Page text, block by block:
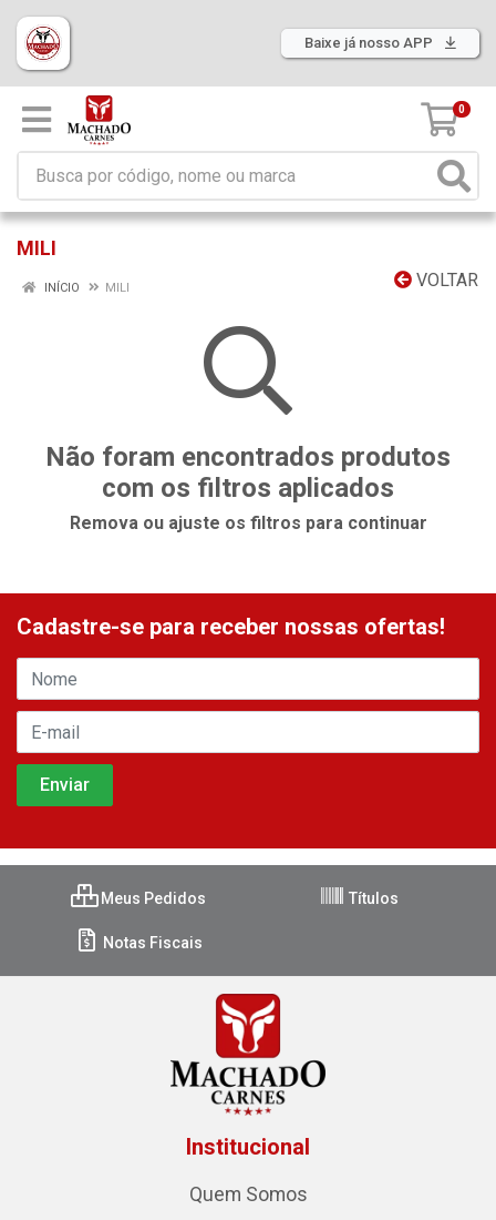
Baixe já nosso APP
0
MILI
VOLTAR
INÍCIO MILI
Não foram encontrados produtos
com os filtros aplicados
Remova ou ajuste os filtros para continuar
Cadastre-se para receber nossas ofertas!
Meus Pedidos Títulos
Notas Fiscais
Institucional
Quem Somos